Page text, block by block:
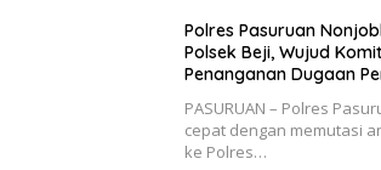
Polres Pasuruan
Polsek Beji, Wujud
Penanganan Dugaan
PASURUAN – Polres
cepat dengan memutasi
ke Polres…